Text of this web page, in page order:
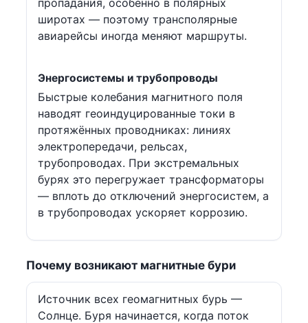
широтах — поэтому трансполярные
авиарейсы иногда меняют маршруты.
Энергосистемы и трубопроводы
Быстрые колебания магнитного поля
наводят геоиндуцированные токи в
протяжённых проводниках: линиях
электропередачи, рельсах,
трубопроводах. При экстремальных
бурях это перегружает трансформаторы
— вплоть до отключений энергосистем, а
в трубопроводах ускоряет коррозию.
Почему возникают магнитные бури
Источник всех геомагнитных бурь —
Солнце. Буря начинается, когда поток